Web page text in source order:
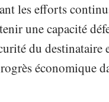
les efforts
une capacité
du
économique